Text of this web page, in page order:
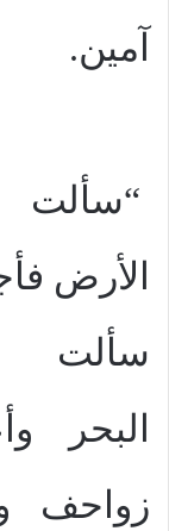
آمين.
“سألت
الأرض
سألت
البحر
زواحف